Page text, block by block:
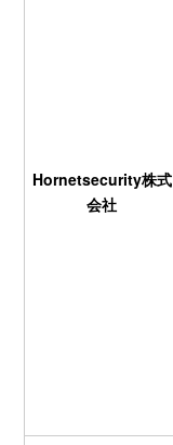
Hornetsecurity株式
会社